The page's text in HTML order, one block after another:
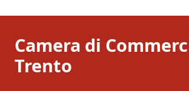
Camera di
Trento